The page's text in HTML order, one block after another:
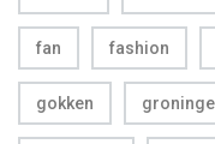
fan fashion
gokken